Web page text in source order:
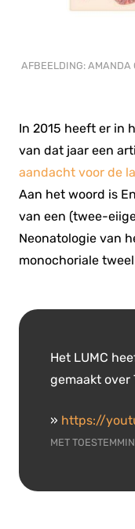
AFBEELDING: AMANDA
In 2015 heeft er in
van dat jaar een
aandacht voor de
Aan het woord is
van een (twee-
Neonatologie van
monochoriale
Het LUMC
gemaakt over
» https://
MET